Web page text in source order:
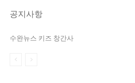
공지사항
수완뉴스 키즈 창간사